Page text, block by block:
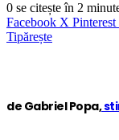
0 se citește în 2
Facebook X Pinterest
Tipărește
de Gabriel Popa,